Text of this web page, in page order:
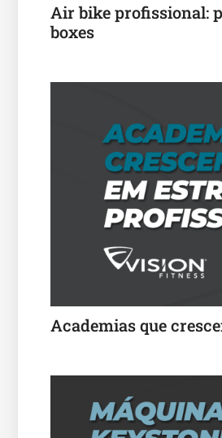
Air bike profissional:
boxes
Academias que